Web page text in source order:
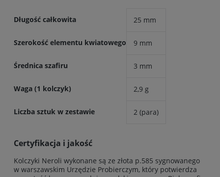
Długość całkowita 25 mm
Szerokość elementu kwiatowego 9 mm
Średnica szafiru 3 mm
Waga (1 kolczyk) 2,9 g
Liczba sztuk w zestawie 2 (para)
Certyfikacja i jakość
Kolczyki Neroli wykonane są ze złota p.585 sygnowanego
w warszawskim Urzędzie Probierczym, który potwierdza